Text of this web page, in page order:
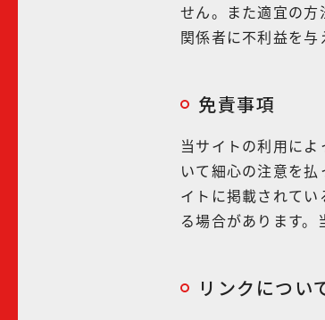
せん。また適宜の
関係者に不利益を与
免責事項
当サイトの利用に
いて細心の注意を
イトに掲載されて
る場合があります。
リンクについ